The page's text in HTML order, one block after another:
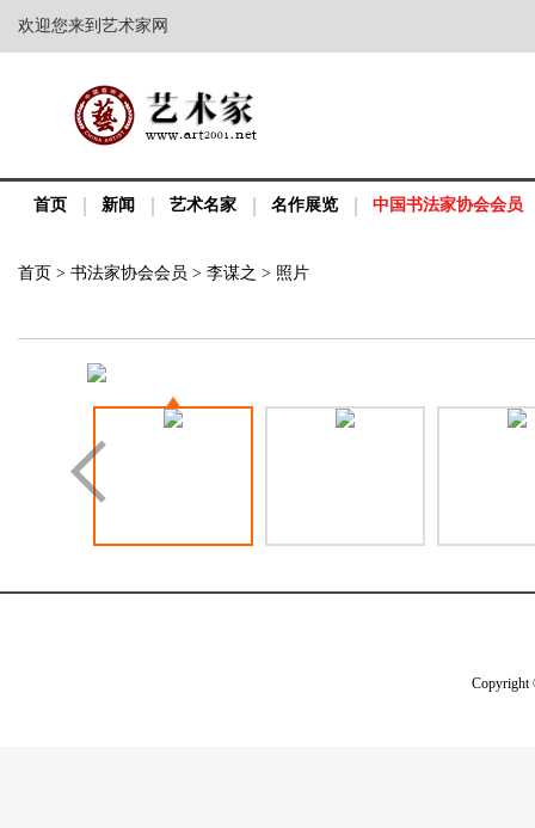
欢迎您来到艺术家网
首页 新闻 艺术名家 名作展览 中国书法家协会会员
首页 > 书法家协会会员 > 李谋之 > 照片
Copyright